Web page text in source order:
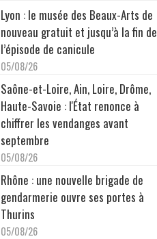
Lyon : le musée des Beaux-Arts de
nouveau gratuit et jusqu’à la fin de
l’épisode de canicule
05/08/26
Saône-et-Loire, Ain, Loire, Drôme,
Haute-Savoie : l'État renonce à
chiffrer les vendanges avant
septembre
05/08/26
Rhône : une nouvelle brigade de
gendarmerie ouvre ses portes à
Thurins
05/08/26